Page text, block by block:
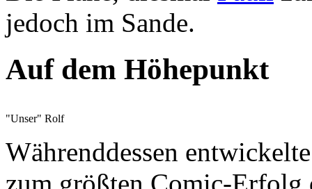
jedoch im Sande.
Auf dem Höhepunkt
"Unser" Rolf
Währenddessen